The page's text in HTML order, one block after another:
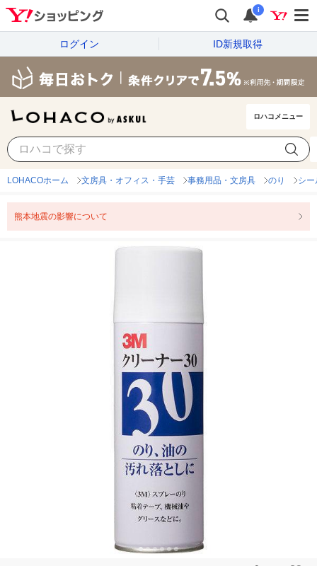
i
ログイン ID新規取得
ロハコメニュー
LOHACOホーム 文房具・オフィス・手芸 事務用品・文房具 のり シ
熊本地震の影響について